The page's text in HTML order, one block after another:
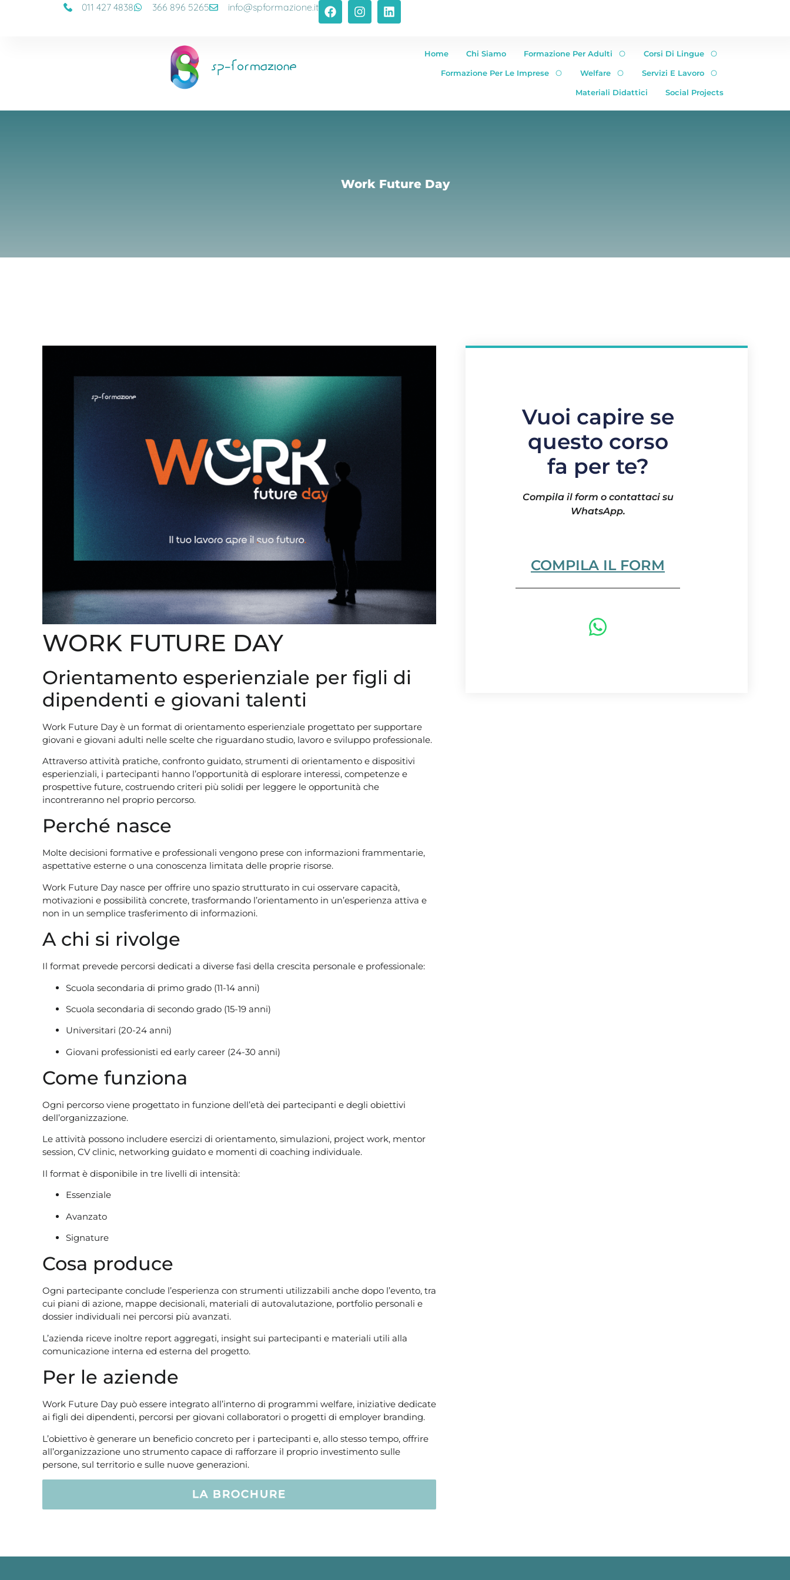
011 427 4838 366 896 5265 info@spformazione.it
Home Chi Siamo Formazione Per Adulti Corsi Di Lingue
Formazione Per Le Imprese Welfare Servizi E Lavoro
Materiali Didattici Social Projects
Work Future Day
WORK FUTURE DAY
Orientamento esperienziale per figli di
dipendenti e giovani talenti
Work Future Day è un format di orientamento esperienziale progettato per supportare
giovani e giovani adulti nelle scelte che riguardano studio, lavoro e sviluppo professionale.
Attraverso attività pratiche, confronto guidato, strumenti di orientamento e dispositivi
esperienziali, i partecipanti hanno l’opportunità di esplorare interessi, competenze e
prospettive future, costruendo criteri più solidi per leggere le opportunità che
incontreranno nel proprio percorso.
Perché nasce
Molte decisioni formative e professionali vengono prese con informazioni frammentarie,
aspettative esterne o una conoscenza limitata delle proprie risorse.
Work Future Day nasce per offrire uno spazio strutturato in cui osservare capacità,
motivazioni e possibilità concrete, trasformando l’orientamento in un’esperienza attiva e
non in un semplice trasferimento di informazioni.
A chi si rivolge
Il format prevede percorsi dedicati a diverse fasi della crescita personale e professionale:
Scuola secondaria di primo grado (11-14 anni)
Scuola secondaria di secondo grado (15-19 anni)
Universitari (20-24 anni)
Giovani professionisti ed early career (24-30 anni)
Come funziona
Ogni percorso viene progettato in funzione dell’età dei partecipanti e degli obiettivi
dell’organizzazione.
Le attività possono includere esercizi di orientamento, simulazioni, project work, mentor
session, CV clinic, networking guidato e momenti di coaching individuale.
Il format è disponibile in tre livelli di intensità:
Essenziale
Avanzato
Signature
Cosa produce
Ogni partecipante conclude l’esperienza con strumenti utilizzabili anche dopo l’evento, tra
cui piani di azione, mappe decisionali, materiali di autovalutazione, portfolio personali e
dossier individuali nei percorsi più avanzati.
L’azienda riceve inoltre report aggregati, insight sui partecipanti e materiali utili alla
comunicazione interna ed esterna del progetto.
Per le aziende
Work Future Day può essere integrato all’interno di programmi welfare, iniziative dedicate
ai figli dei dipendenti, percorsi per giovani collaboratori o progetti di employer branding.
L’obiettivo è generare un beneficio concreto per i partecipanti e, allo stesso tempo, offrire
all’organizzazione uno strumento capace di rafforzare il proprio investimento sulle
persone, sul territorio e sulle nuove generazioni.
LA BROCHURE
Vuoi capire se
questo corso
fa per te?
Compila il form o contattaci su
WhatsApp.
COMPILA IL FORM